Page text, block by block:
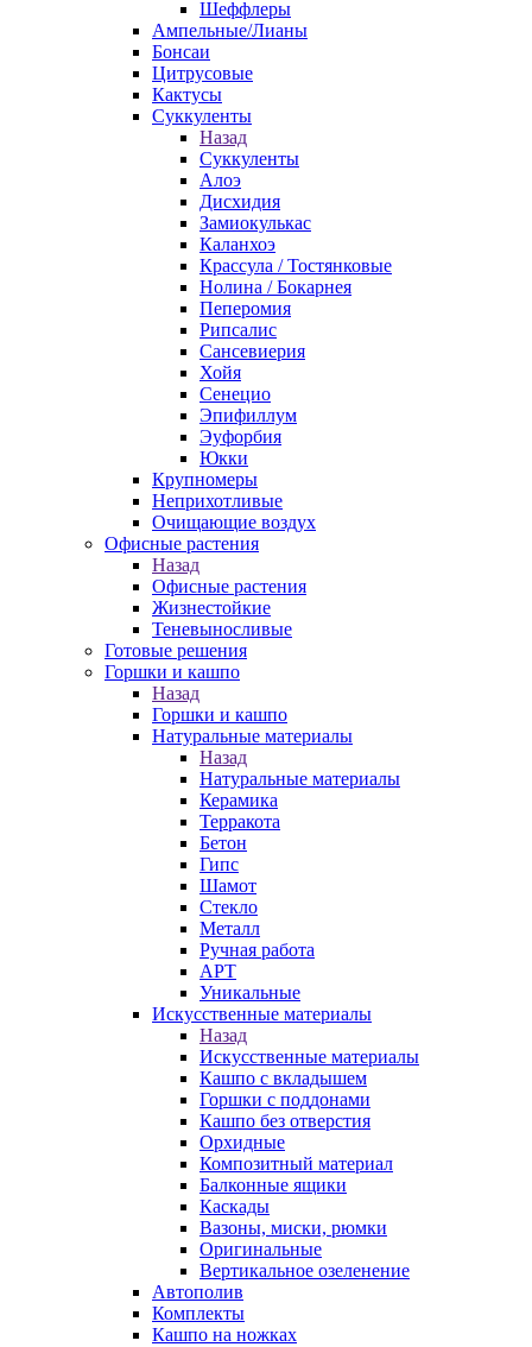
Шеффлеры
Ампельные/Лианы
Бонсаи
Цитрусовые
Кактусы
Суккуленты
Назад
Суккуленты
Алоэ
Дисхидия
Замиокулькас
Каланхоэ
Крассула / Тостянковые
Нолина / Бокарнея
Пеперомия
Рипсалис
Сансевиерия
Хойя
Сенецио
Эпифиллум
Эуфорбия
Юкки
Крупномеры
Неприхотливые
Очищающие воздух
Офисные растения
Назад
Офисные растения
Жизнестойкие
Теневыносливые
Готовые решения
Горшки и кашпо
Назад
Горшки и кашпо
Натуральные материалы
Назад
Натуральные материалы
Керамика
Терракота
Бетон
Гипс
Шамот
Стекло
Металл
Ручная работа
АРТ
Уникальные
Искусственные материалы
Назад
Искусственные материалы
Кашпо с вкладышем
Горшки с поддонами
Кашпо без отверстия
Орхидные
Композитный материал
Балконные ящики
Каскады
Вазоны, миски, рюмки
Оригинальные
Вертикальное озеленение
Автополив
Комплекты
Кашпо на ножках